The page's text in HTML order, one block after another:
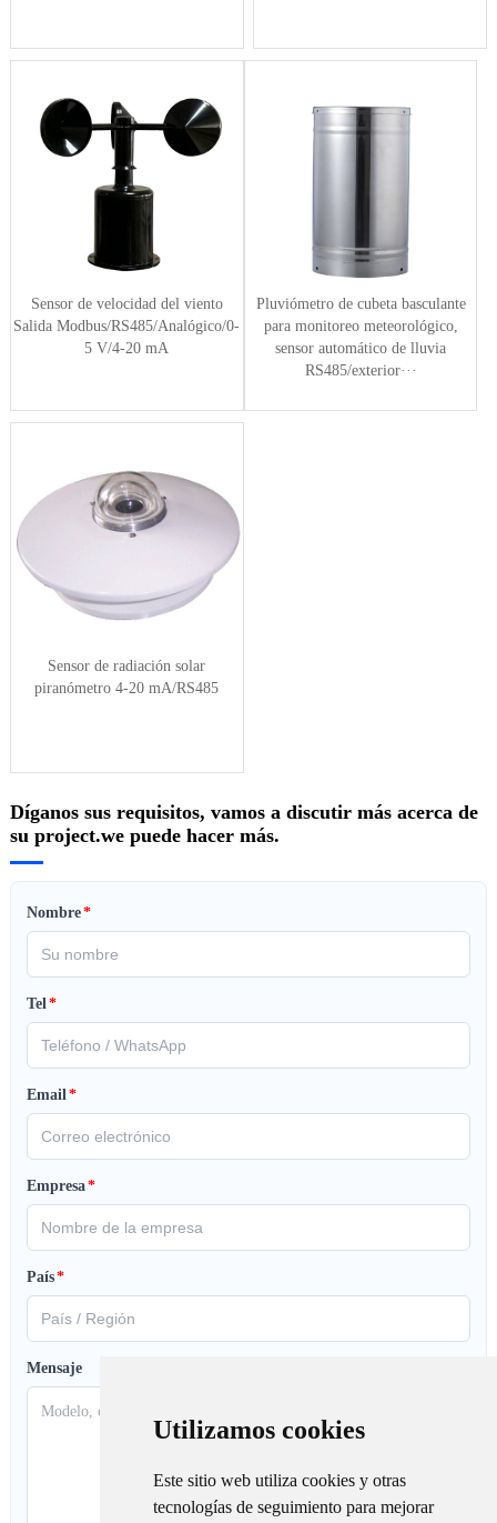
Utilizamos cookies
Este sitio web utiliza cookies y otras
tecnologías de seguimiento para mejorar
Sensor de velocidad del viento
Salida Modbus/RS485/Analógico/0-
5 V/4-20 mA
Pluviómetro de cubeta basculante
para monitoreo meteorológico,
sensor automático de lluvia
RS485/exterior···
Sensor de radiación solar
piranómetro 4-20 mA/RS485
Díganos sus requisitos, vamos a discutir más acerca de
su project.we puede hacer más.
Nombre*
Tel *
Email *
Empresa*
País*
Mensaje